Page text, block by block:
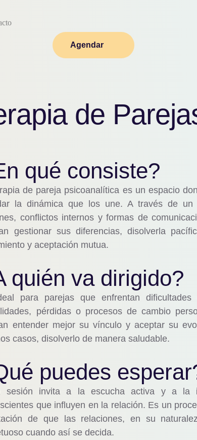
Agendar
de
qué consiste?
de pareja psicoanalítica es un espacio
la dinámica que los une. A través de un
conflictos internos y formas de
gestionar sus diferencias, disolverla
y aceptación mutua.
quién va dirigido?
para parejas que enfrentan
pérdidas o procesos de cambio
entender mejor su vínculo y aceptar su
casos, disolverlo de manera saludable.
puedes
sesión invita a la escucha activa y a la
que influyen en la relación. Es un
de que las relaciones, en su
cuando así se decida.